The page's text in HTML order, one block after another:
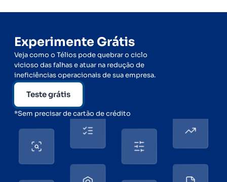
Experimente Grátis
Veja como o Télios pode quebrar o ciclo
vicioso das falhas e atuar na redução de
ineficiências operacionais de sua empresa.
Teste grátis
*Sem precisar de cartão de crédito